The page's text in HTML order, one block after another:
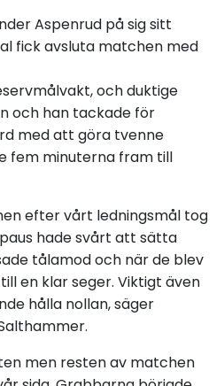
Aspenrud på sig sitt
fick avsluta matchen med
och duktige
och han tackade för
med att göra tvenne
fem minuterna fram till
efter vårt ledningsmål tog
hade svårt att sätta
tålamod och när de blev
en klar seger. Viktigt även
hålla nollan, säger
men resten av matchen